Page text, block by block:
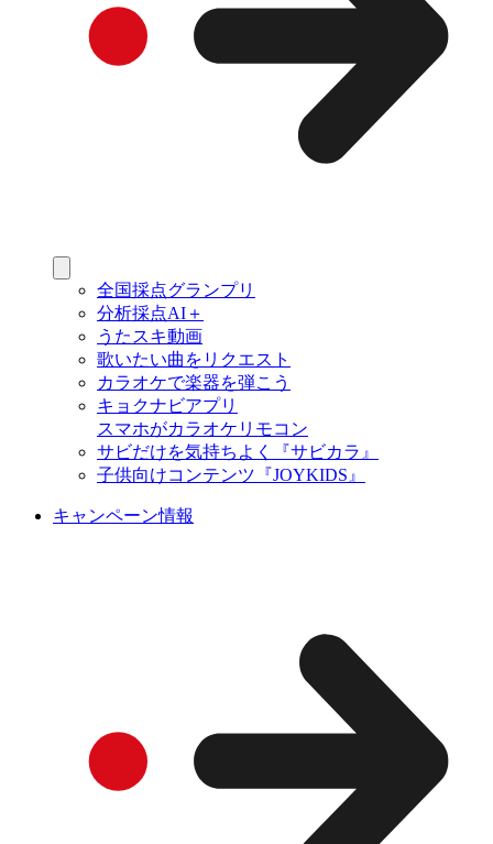
全国採点グランプリ
分析採点AI＋
うたスキ動画
歌いたい曲をリクエスト
カラオケで楽器を弾こう
キョクナビアプリ
スマホがカラオケリモコン
サビだけを気持ちよく『サビカラ』
子供向けコンテンツ『JOYKIDS』
キャンペーン情報